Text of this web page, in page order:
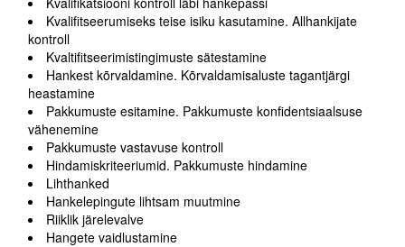
ICC WBO
ICC komisjonid
Digiraamatukogu
Juhendid ja väljaanded
Videod
Kontakt
Kvalifitseerumiseks teise isiku kasutamine. Allhankijate
kontroll
Kvaltifitseerimistingimuste sätestamine
Hankest kõrvaldamine. Kõrvaldamisaluste tagantjärgi
heastamine
Pakkumuste esitamine. Pakkumuste konfidentsiaalsuse
vähenemine
Pakkumuste vastavuse kontroll
Hindamiskriteeriumid. Pakkumuste hindamine
Lihthanked
Hankelepingute lihtsam muutmine
Riiklik järelevalve
Hangete vaidlustamine